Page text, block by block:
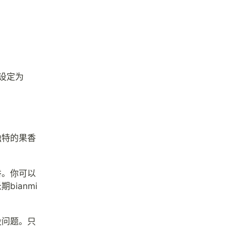
定为
的果香
你可以
期bianmi
题。只